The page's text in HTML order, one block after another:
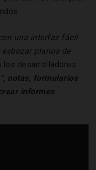
una interfaz fácil
planos de
los desarrolladores.
notas, formularios
informes